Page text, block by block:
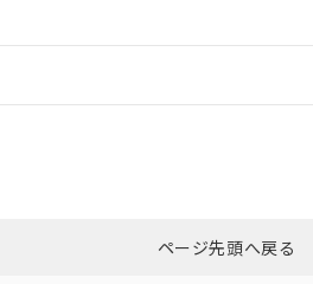
ダウンロードはこちらページ先頭へ戻る